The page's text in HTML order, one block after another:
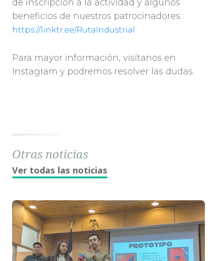
de inscripción a la actividad y algunos
beneficios de nuestros patrocinadores:
https://linktr.ee/RutaIndustrial
Para mayor información, visítanos en
Instagram y podremos resolver las dudas.
Otras noticias
Ver todas las noticias